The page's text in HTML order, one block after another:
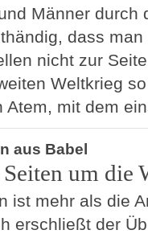
Männer durch
dass
nicht zur
Weltkrieg
Atem, mit dem
aus Babel
um die
ist mehr als die
erschließt der